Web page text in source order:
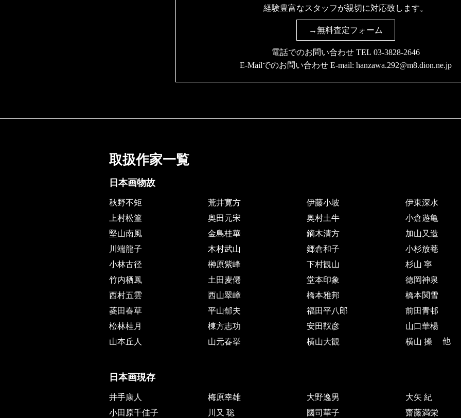
経験豊富なスタッフが親切に対応致します。
→無料査定フォーム
電話でのお問い合わせ TEL 03-3828-2646
E-Mailでのお問い合わせ E-mail: hanzawa.292@m8.dion.ne.jp
取扱作家一覧
日本画物故
秋野不矩 荒井寛方 伊藤小坡
伊東深水
上村松篁
奥田元宋 奥村土牛
小倉遊亀
堅山南風
金島桂華 鏑木清方
加山又造
川端龍子
木村武山 郷倉和子
小杉放菴
小林古径
榊原紫峰 下村観山
杉山 寧
竹内栖鳳
土田麦僊 堂本印象
徳岡神泉
西村五雲
西山翠嶂 橋本雅邦
橋本関雪
菱田春草
平山郁夫 福田平八郎
前田青邨
松林桂月
棟方志功 安田靫彦
山口華楊
山本丘人
山元春挙 横山大観 横山 操 他
日本画現存
井手康人 梅原幸雄 大野逸男
大矢 紀
小田原千佳子
川又 聡 國司華子 齋藤満栄